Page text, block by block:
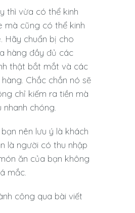
thì vừa có thể kinh
mà cũng có thể kinh
Hãy chuẩn bị cho
hàng đầy đủ các
thật bắt mắt và các
Chắc chắn nó sẽ
chỉ kiếm ra tiền mà
chóng.
nên lưu ý là khách
là người có thu nhập
ăn của bạn không
mắc.
công qua bài viết